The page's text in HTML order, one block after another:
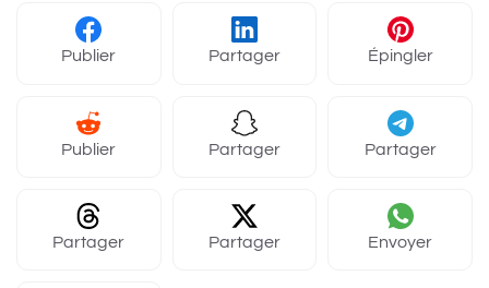
Publier Partager Épingler
Publier Partager Partager
Partager Partager Envoyer